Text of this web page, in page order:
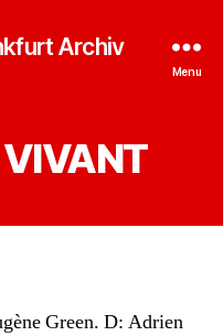
Archiv
Menu
VIVANT
Green. D: Adrien